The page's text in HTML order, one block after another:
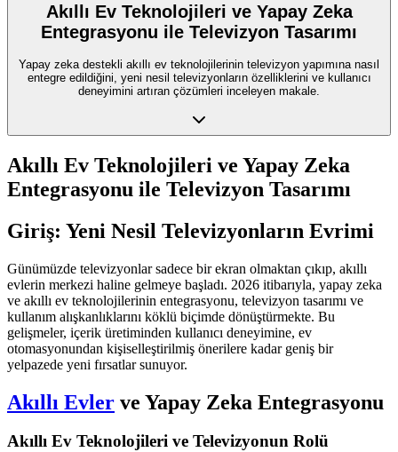
Akıllı Ev Teknolojileri ve Yapay Zeka
Entegrasyonu ile Televizyon Tasarımı
Yapay zeka destekli akıllı ev teknolojilerinin televizyon yapımına nasıl
entegre edildiğini, yeni nesil televizyonların özelliklerini ve kullanıcı
deneyimini artıran çözümleri inceleyen makale.
Akıllı Ev Teknolojileri ve Yapay Zeka
Entegrasyonu ile Televizyon Tasarımı
Giriş: Yeni Nesil Televizyonların Evrimi
Günümüzde televizyonlar sadece bir ekran olmaktan çıkıp, akıllı
evlerin merkezi haline gelmeye başladı. 2026 itibarıyla, yapay zeka
ve akıllı ev teknolojilerinin entegrasyonu, televizyon tasarımı ve
kullanım alışkanlıklarını köklü biçimde dönüştürmekte. Bu
gelişmeler, içerik üretiminden kullanıcı deneyimine, ev
otomasyonundan kişiselleştirilmiş önerilere kadar geniş bir
yelpazede yeni fırsatlar sunuyor.
Akıllı Evler ve Yapay Zeka Entegrasyonu
Akıllı Ev Teknolojileri ve Televizyonun Rolü